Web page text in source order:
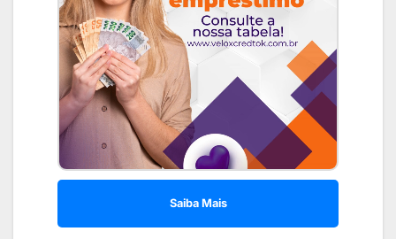
Saiba Mais